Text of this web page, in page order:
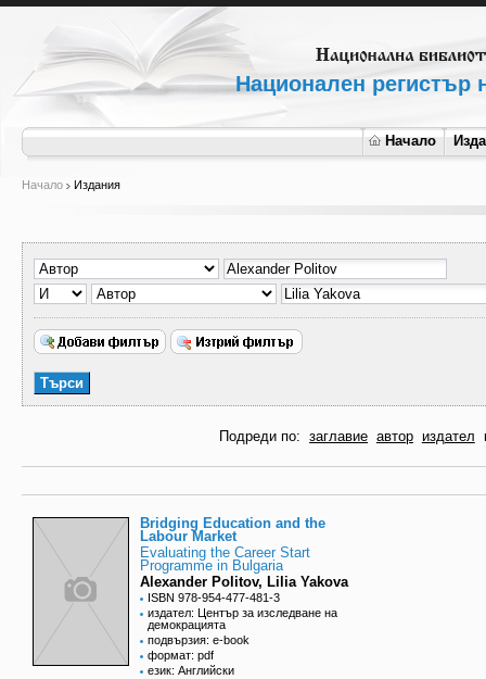
Национален регистър
Начало
Начало Издания
Подреди по: заглавие автор издател
Bridging Education and the
Labour Market
Evaluating the Career Start
Programme in Bulgaria
Alexander Politov, Lilia Yakova
ISBN 978-954-477-481-3
издател: Център за изследване на
демокрацията
подвързия: e-book
формат: pdf
език: Английски